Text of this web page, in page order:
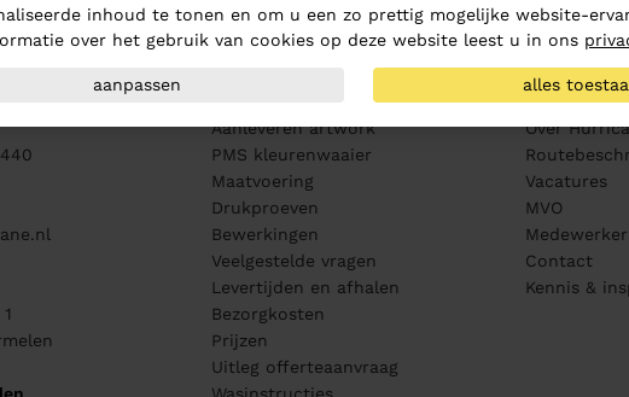
Aanleveren artwork
PMS kleurenwaaier
Maatvoering
Drukproeven
Bewerkingen
Veelgestelde vragen
Levertijden en afhalen
Bezorgkosten
Prijzen
Uitleg offerteaanvraag
Over ons
Over
Vacatures
MVO
Contact
Kennis &
inhoud te tonen en om u een zo prettig mogelijke website-
over het gebruik van cookies op deze website leest u in ons
aanpassen alles